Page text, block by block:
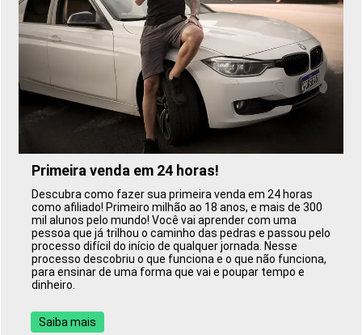
Primeira venda em 24 horas!
Descubra como fazer sua primeira venda em 24 horas
como afiliado! Primeiro milhão ao 18 anos, e mais de 300
mil alunos pelo mundo! Você vai aprender com uma
pessoa que já trilhou o caminho das pedras e passou pelo
processo difícil do início de qualquer jornada. Nesse
processo descobriu o que funciona e o que não funciona,
para ensinar de uma forma que vai e poupar tempo e
dinheiro.
Saiba mais